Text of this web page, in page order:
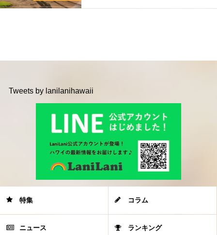
Tweets by lanilanihawaii
特集 コラム
ニュース ランキング